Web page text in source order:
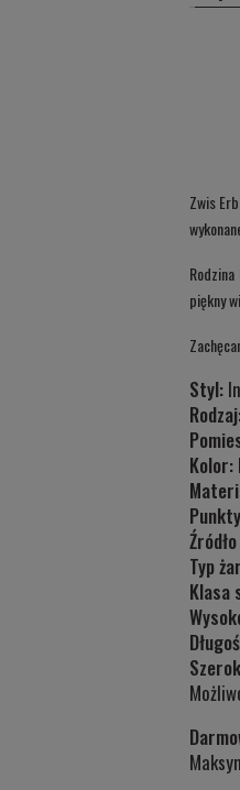
Zwis
piękny
Styl:
Kolor:
Typ
Klasa